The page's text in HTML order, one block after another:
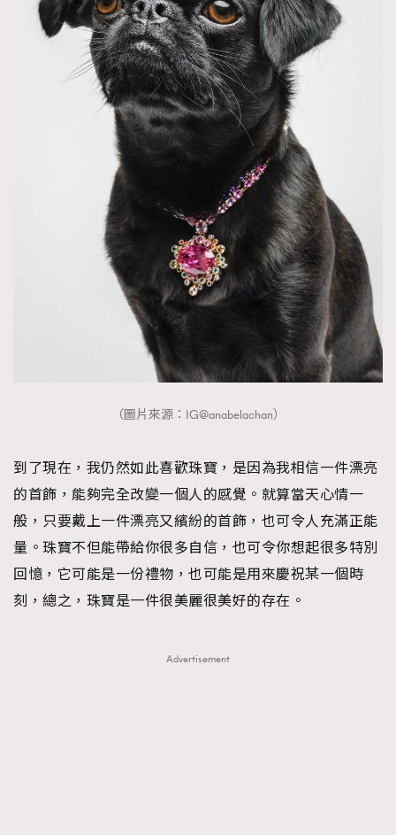
（圖片來源：IG@anabelachan）
到了現在，我仍然如此喜歡珠寶，是因為我相信一件漂亮
的首飾，能夠完全改變一個人的感覺。就算當天心情一
般，只要戴上一件漂亮又繽紛的首飾，也可令人充滿正能
量。珠寶不但能帶給你很多自信，也可令你想起很多特別
回憶，它可能是一份禮物，也可能是用來慶祝某一個時
刻，總之，珠寶是一件很美麗很美好的存在。
Advertisement